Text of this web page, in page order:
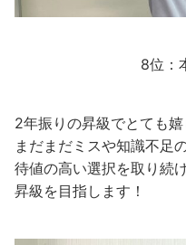
8位：
2年振りの昇級でとても嬉
まだまだミスや知識不足
待値の高い選択を取り続
昇級を目指します！